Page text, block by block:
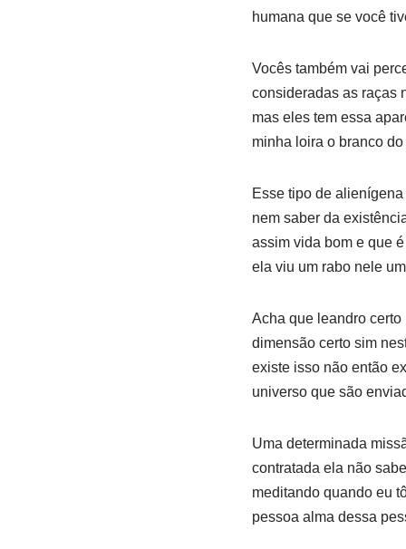
humana que se você
Vocês também vai
consideradas as raças
mas eles tem essa
minha loira o branco
Esse tipo de
nem saber da
assim vida bom e que
ela viu um rabo nele
Acha que leandro
dimensão certo sim
existe isso não então
universo que são
Uma determinada
contratada ela não
meditando quando eu
pessoa alma dessa